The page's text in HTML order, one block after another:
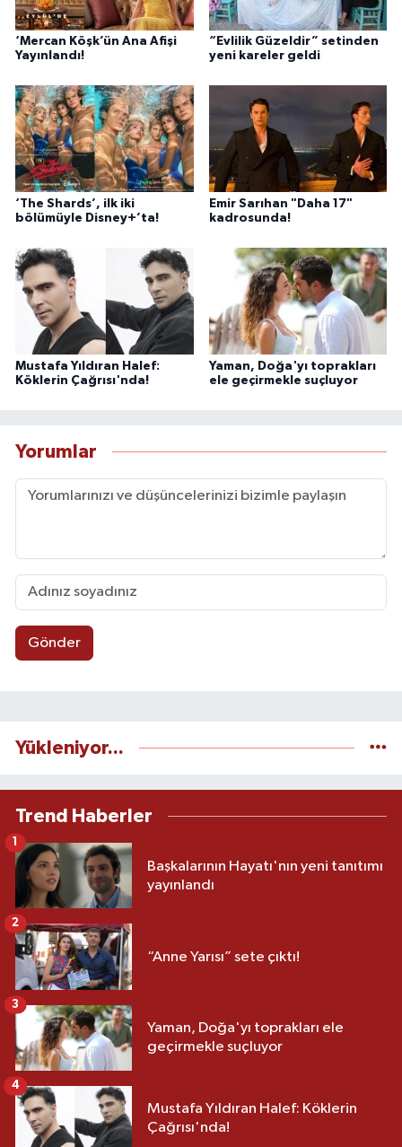
‘Mercan Köşk’ün Ana Afişi
Yayınlandı!
“Evlilik Güzeldir” setinden
yeni kareler geldi
‘The Shards’, ilk iki
bölümüyle Disney+’ta!
Emir Sarıhan "Daha 17"
kadrosunda!
Mustafa Yıldıran Halef:
Köklerin Çağrısı'nda!
Yaman, Doğa'yı toprakları
ele geçirmekle suçluyor
Yorumlar
Gönder
Yükleniyor...
Trend Haberler
Başkalarının Hayatı'nın yeni tanıtımı
yayınlandı
“Anne Yarısı” sete çıktı!
2
Yaman, Doğa'yı toprakları ele
geçirmekle suçluyor
3
Mustafa Yıldıran Halef: Köklerin
Çağrısı'nda!
4